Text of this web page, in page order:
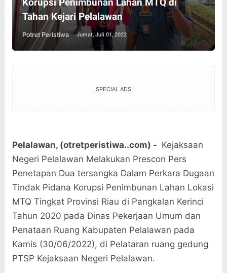
Tahan Kejari Pelalawan
Potret Peristiwa Jumat, Juli 01, 2022
SPECIAL ADS
Pelalawan, (otretperistiwa..com) - Kejaksaan
Negeri Pelalawan Melakukan Prescon Pers
Penetapan Dua tersangka Dalam Perkara Dugaan
Tindak Pidana Korupsi Penimbunan Lahan Lokasi
MTQ Tingkat Provinsi Riau di Pangkalan Kerinci
Tahun 2020 pada Dinas Pekerjaan Umum dan
Penataan Ruang Kabupaten Pelalawan pada
Kamis (30/06/2022), di Pelataran ruang gedung
PTSP Kejaksaan Negeri Pelalawan.